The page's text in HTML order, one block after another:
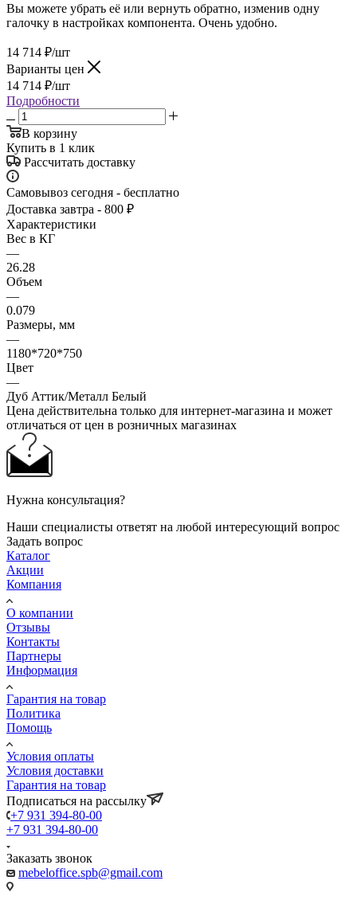
Вы можете убрать её или вернуть обратно, изменив одну
галочку в настройках компонента. Очень удобно.
14 714 ₽/шт
Варианты цен
14 714 ₽/шт
Подробности
В корзину
Купить в 1 клик
Рассчитать доставку
Самовывоз сегодня - бесплатно
Доставка завтра - 800 ₽
Характеристики
Вес в КГ
—
26.28
Объем
—
0.079
Размеры, мм
—
1180*720*750
Цвет
—
Дуб Аттик/Металл Белый
Цена действительна только для интернет-магазина и может
отличаться от цен в розничных магазинах
Нужна консультация?
Наши специалисты ответят на любой интересующий вопрос
Задать вопрос
Каталог
Акции
Компания
О компании
Отзывы
Контакты
Партнеры
Информация
Гарантия на товар
Политика
Помощь
Условия оплаты
Условия доставки
Гарантия на товар
Подписаться на рассылку
+7 931 394-80-00
+7 931 394-80-00
Заказать звонок
mebeloffice.spb@gmail.com